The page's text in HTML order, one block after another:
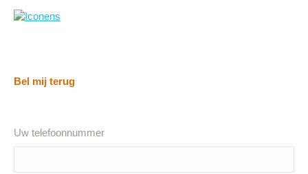
Bel mij terug
Uw telefoonnummer